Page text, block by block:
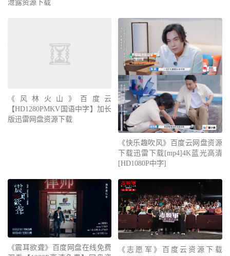
泄露资源下载
《风林火山》百度云
【HD1280PMKV国语中字】加长
版迅雷网盘资源下载
《快乐趣吹风》百度云网盘资源
下载迅雷下载[mp4]4K蓝光高清
[HD1080P中字]
《震耳欲聋》百度网盘在线免费
《志愿军》百度云资源下载